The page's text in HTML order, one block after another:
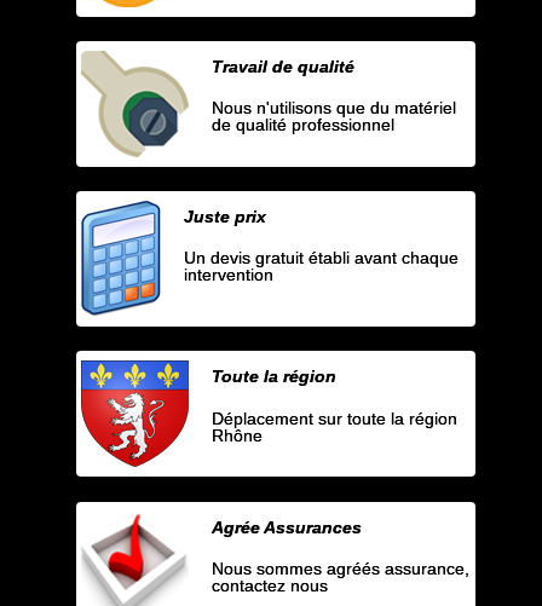
Travail de qualité
Nous n'utilisons que du matériel
de qualité professionnel
Juste prix
Un devis gratuit établi avant chaque
intervention
Toute la région
Déplacement sur toute la région
Rhône
Agrée Assurances
Nous sommes agréés assurance,
contactez nous